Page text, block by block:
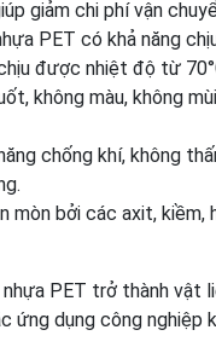
giảm chi phí vận
PET có khả năng
được nhiệt độ từ
không màu, không
chống khí, không
mòn bởi các axit,
nhựa PET trở thành
ứng dụng công nghiệp